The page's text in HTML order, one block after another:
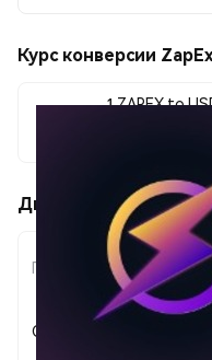
Курс конверсии
1 ZAPEX to
Движения цены
Период
Сегодня